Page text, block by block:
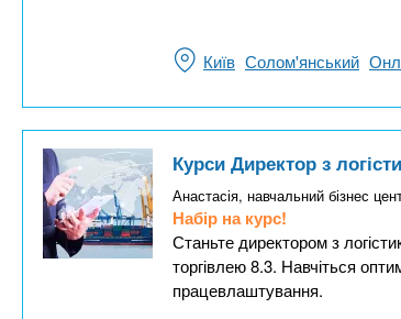
Київ Солом'янський
Курси Директор з
Анастасія, навчальний бізнес
Набір на курс!
Станьте директором з
торгівлею 8.3. Навчіться
працевлаштування.